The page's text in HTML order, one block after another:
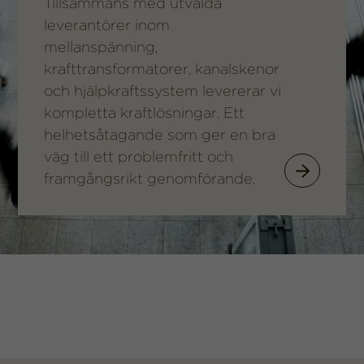
leverantörer inom
mellanspänning,
krafttransformatorer, kanalskenor
och hjälpkraftssystem levererar vi
kompletta kraftlösningar. Ett
helhetsåtagande som ger en bra
väg till ett problemfritt och
framgångsrikt genomförande.